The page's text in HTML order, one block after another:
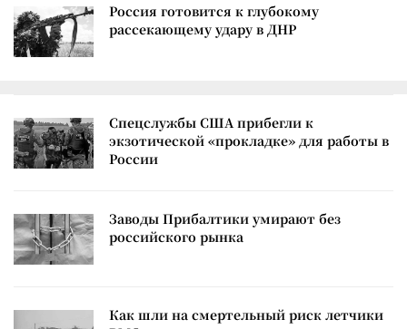
Россия готовится к глубокому
рассекающему удару в ДНР
Спецслужбы США прибегли к
экзотической «прокладке» для работы в
России
Заводы Прибалтики умирают без
российского рынка
Как шли на смертельный риск летчики